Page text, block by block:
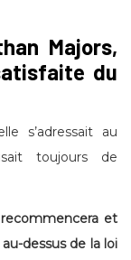
Majors,
du
s’adressait au
toujours de
recommencera et
dessus de la loi